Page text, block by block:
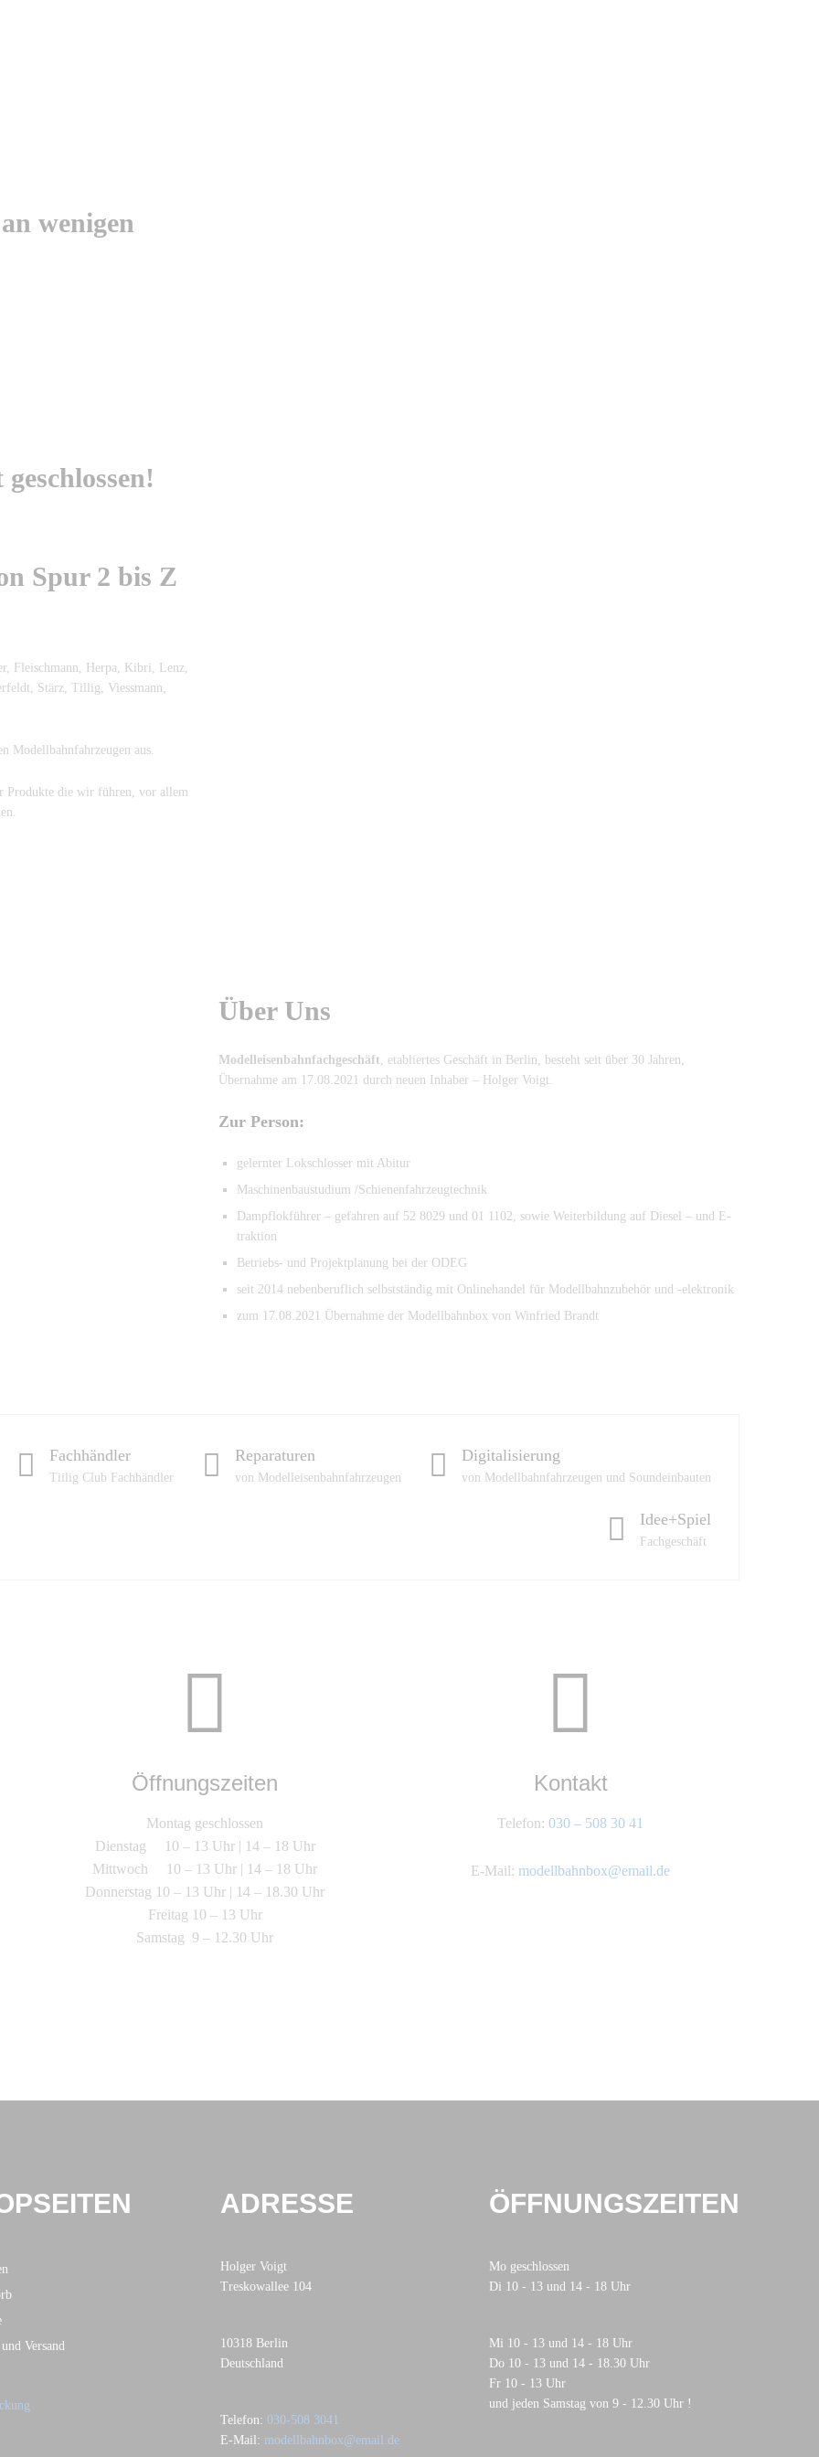
wenigen
Spur 2 bis Z
Fleischmann, Herpa, Kibri, Lenz,
Stärz, Tillig, Viessmann,
Modellbahnfahrzeugen aus.
Produkte die wir führen, vor allem
Über Uns
Modelleisenbahnfachgeschäft, etabliertes Geschäft in Berlin, besteht seit über 30 Jahren,
Übernahme am 17.08.2021 durch neuen Inhaber – Holger Voigt.
Zur Person:
gelernter Lokschlosser mit Abitur
Maschinenbaustudium /Schienenfahrzeugtechnik
Dampflokführer – gefahren auf 52 8029 und 01 1102, sowie Weiterbildung auf Diesel – und E-
traktion
Betriebs- und Projektplanung bei der ODEG
seit 2014 nebenberuflich selbstständig mit Onlinehandel für Modellbahnzubehör und -elektronik
zum 17.08.2021 Übernahme der Modellbahnbox von Winfried Brandt
Fachhändler
Tiilig Club Fachhändler
Reparaturen
von Modelleisenbahnfahrzeugen
Digitalisierung
von Modellbahnfahrzeugen und Soundeinbauten
Idee+Spiel
Fachgeschäft
Öffnungszeiten
Montag geschlossen
Dienstag 10 – 13 Uhr | 14 – 18 Uhr
Mittwoch 10 – 13 Uhr | 14 – 18 Uhr
Donnerstag 10 – 13 Uhr | 14 – 18.30 Uhr
Freitag 10 – 13 Uhr
Samstag 9 – 12.30 Uhr
Kontakt
Telefon: 030 – 508 30 41
E-Mail: modellbahnbox@email.de
Versand
ADRESSE
Holger Voigt
Treskowallee 104
10318 Berlin
Deutschland
Telefon:030-508 3041
E-Mail: modellbahnbox@email.de
ÖFFNUNGSZEITEN
Mo geschlossen
Di 10 - 13 und 14 - 18 Uhr
Mi 10 - 13 und 14 - 18 Uhr
Do 10 - 13 und 14 - 18.30 Uhr
Fr 10 - 13 Uhr
und jeden Samstag von 9 - 12.30 Uhr !